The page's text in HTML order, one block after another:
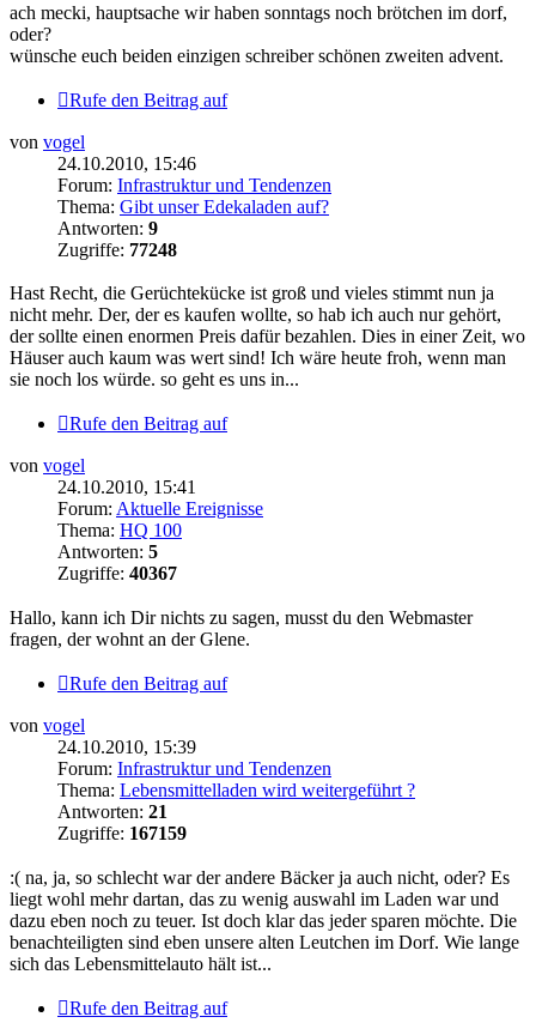
ach mecki, hauptsache wir haben sonntags noch brötchen im dorf,
oder?
wünsche euch beiden einzigen schreiber schönen zweiten advent.
Rufe den Beitrag auf
von vogel
24.10.2010, 15:46
Forum: Infrastruktur und Tendenzen
Thema: Gibt unser Edekaladen auf?
Antworten: 9
Zugriffe: 77248
Hast Recht, die Gerüchtekücke ist groß und vieles stimmt nun ja
nicht mehr. Der, der es kaufen wollte, so hab ich auch nur gehört,
der sollte einen enormen Preis dafür bezahlen. Dies in einer Zeit, wo
Häuser auch kaum was wert sind! Ich wäre heute froh, wenn man
sie noch los würde. so geht es uns in...
Rufe den Beitrag auf
von vogel
24.10.2010, 15:41
Forum: Aktuelle Ereignisse
Thema: HQ 100
Antworten: 5
Zugriffe: 40367
Hallo, kann ich Dir nichts zu sagen, musst du den Webmaster
fragen, der wohnt an der Glene.
Rufe den Beitrag auf
von vogel
24.10.2010, 15:39
Forum: Infrastruktur und Tendenzen
Thema: Lebensmittelladen wird weitergeführt ?
Antworten: 21
Zugriffe: 167159
:( na, ja, so schlecht war der andere Bäcker ja auch nicht, oder? Es
liegt wohl mehr dartan, das zu wenig auswahl im Laden war und
dazu eben noch zu teuer. Ist doch klar das jeder sparen möchte. Die
benachteiligten sind eben unsere alten Leutchen im Dorf. Wie lange
sich das Lebensmittelauto hält ist...
Rufe den Beitrag auf